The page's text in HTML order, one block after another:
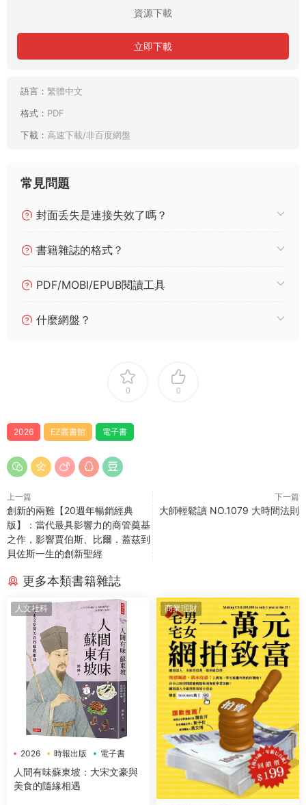
資源下載
立即下載
語言： 繁體中文
格式： PDF
下載： 高速下載/非百度網盤
常見問題
封面丢失是連接失效了嗎？
書籍雜誌的格式？
PDF/MOBI/EPUB閱讀工具
什麼網盤？
0 0
2026 EZ叢書館 電子書
上一篇
創新的兩難【20週年暢銷經典
版】：當代最具影響力的商管奠基
之作，影響賈伯斯、比爾．蓋茲到
貝佐斯一生的創新聖經
下一篇
大師輕鬆讀 NO.1079 大時間法則
更多本類書籍雜誌
人文社科
2026 時報出版 電子書
人間有味蘇東坡：大宋文豪與
美食的隨緣相遇
商業理財